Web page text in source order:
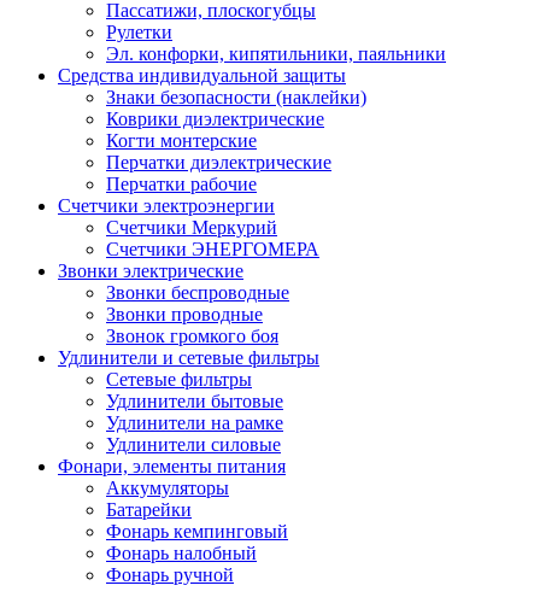
Пассатижи, плоскогубцы
Рулетки
Эл. конфорки, кипятильники, паяльники
Средства индивидуальной защиты
Знаки безопасности (наклейки)
Коврики диэлектрические
Когти монтерские
Перчатки диэлектрические
Перчатки рабочие
Счетчики электроэнергии
Счетчики Меркурий
Счетчики ЭНЕРГОМЕРА
Звонки электрические
Звонки беспроводные
Звонки проводные
Звонок громкого боя
Удлинители и сетевые фильтры
Сетевые фильтры
Удлинители бытовые
Удлинители на рамке
Удлинители силовые
Фонари, элементы питания
Аккумуляторы
Батарейки
Фонарь кемпинговый
Фонарь налобный
Фонарь ручной